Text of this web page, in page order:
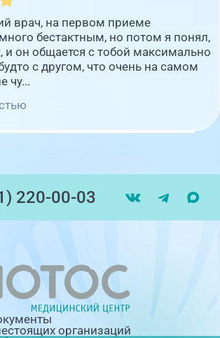
врач, на первом приеме
бестактным, но потом я понял,
и он общается с тобой максимально
с другом, что очень на самом
чу...
220-00-03
организаций